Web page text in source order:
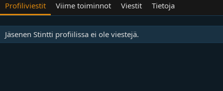
Profiliviestit Viime toiminnot Viestit Tietoja
Jäsenen Stintti profiilissa ei ole viestejä.